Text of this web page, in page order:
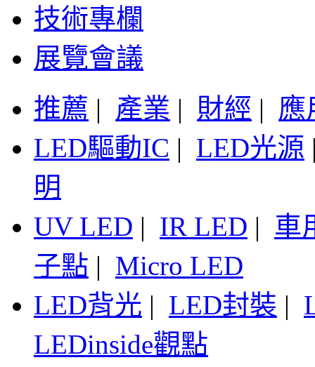
技術專欄
展覽會議
推薦 | 產業 | 財經 | 應
LED驅動IC | LED光源
明
UV LED | IR LED | 車
子點 | Micro LED
LED背光 | LED封裝 |
LEDinside觀點